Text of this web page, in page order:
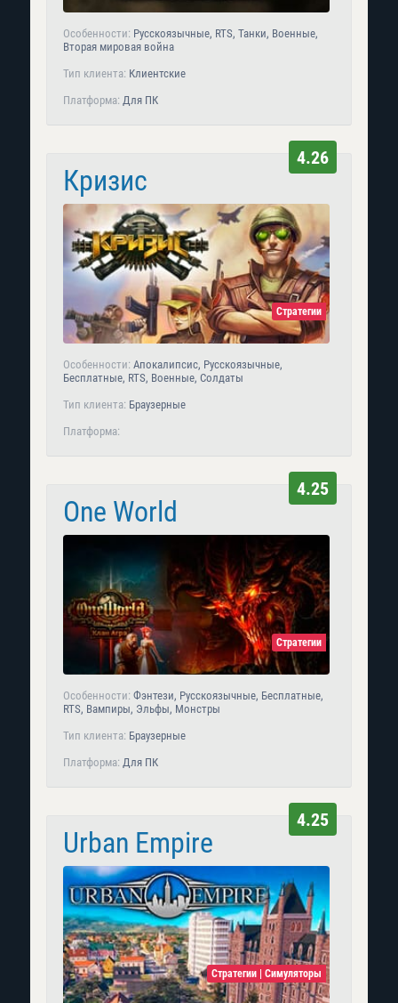
Особенности: Русскоязычные, RTS, Танки, Военные,
Вторая мировая война
Тип клиента: Клиентские
Платформа: Для ПК
Кризис
4.26
Стратегии
Особенности: Апокалипсис, Русскоязычные,
Бесплатные, RTS, Военные, Солдаты
Тип клиента: Браузерные
Платформа:
One World
4.25
Стратегии
Особенности: Фэнтези, Русскоязычные, Бесплатные,
RTS, Вампиры, Эльфы, Монстры
Тип клиента: Браузерные
Платформа: Для ПК
Urban Empire
4.25
Стратегии | Симуляторы